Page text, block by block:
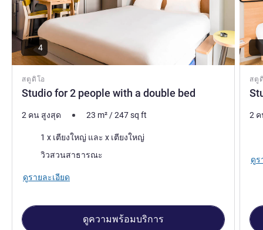
สตูดิโอ
Studio for 2 people with a double bed
4
2 คน สูงสุด 23 m²/247sq ft
เครื่องนอน
1 x เตียงใหญ่ และ x เตียงใหญ่
วิวสวนสาธารณะ
ดูรายละเอียด
ดูความพร้อมบริการ
สตู
2
ดูร